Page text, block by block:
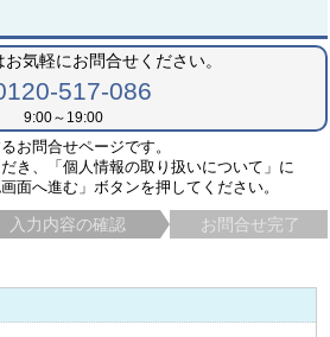
気軽にお問合せください。
517-086
9:00～19:00
お問合せページです。
き、「個人情報の取り扱いについて」に
面へ進む」ボタンを押してください。
入力内容の確認 お問合せ完了